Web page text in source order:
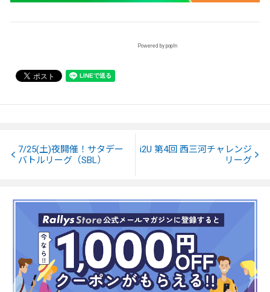
Powered by popIn
7/25(土)夜開催！サタデー
バトルリーグ（SBL）
i2U 第4回 西三河チャレンジ
リーグ